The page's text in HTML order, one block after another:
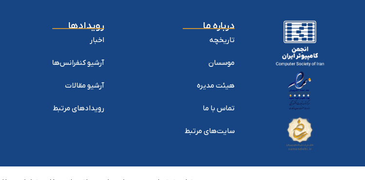
درباره ما
تاریخچه
موسسان
هیئت مدیره
تماس با ما
سایت‌های مرتبط
رویدادها
اخبار
آرشیو کنفرانس‌ها
آرشیو مقالات
رویدادهای مرتبط